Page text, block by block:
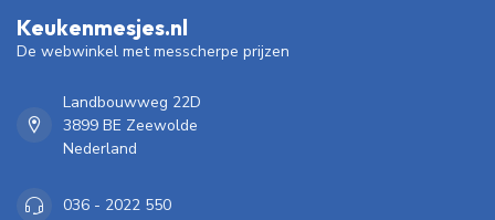
Keukenmesjes.nl
De webwinkel met messcherpe prijzen
Landbouwweg 22D
3899 BE Zeewolde
Nederland
036 - 2022 550